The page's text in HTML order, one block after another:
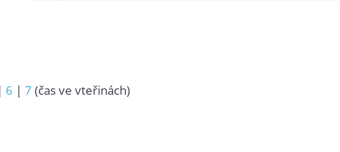
| 6 | 7 (čas ve vteřinách)